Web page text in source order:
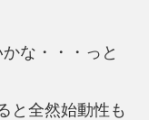
な・・・っと
と全然始動性も